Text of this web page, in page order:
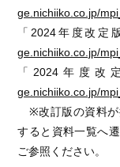
ge.nichiiko.co.jp/
「2024年度改
ge.nichiiko.co.jp/
「2024年度
ge.nichiiko.co.jp/
※改訂版の資料が
すると資料一覧へ
ご参照ください。